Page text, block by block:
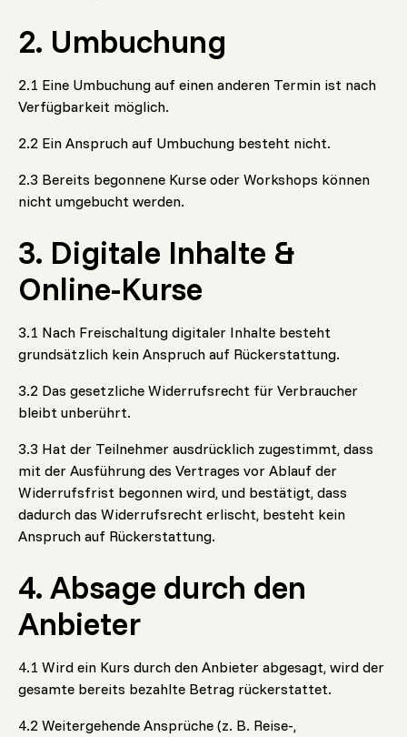
2. Umbuchung
2.1 Eine Umbuchung auf einen anderen Termin ist nach
Verfügbarkeit möglich.
2.2 Ein Anspruch auf Umbuchung besteht nicht.
2.3 Bereits begonnene Kurse oder Workshops können
nicht umgebucht werden.
3. Digitale Inhalte &
Online-Kurse
3.1 Nach Freischaltung digitaler Inhalte besteht
grundsätzlich kein Anspruch auf Rückerstattung.
3.2 Das gesetzliche Widerrufsrecht für Verbraucher
bleibt unberührt.
3.3 Hat der Teilnehmer ausdrücklich zugestimmt, dass
mit der Ausführung des Vertrages vor Ablauf der
Widerrufsfrist begonnen wird, und bestätigt, dass
dadurch das Widerrufsrecht erlischt, besteht kein
Anspruch auf Rückerstattung.
4. Absage durch den
Anbieter
4.1 Wird ein Kurs durch den Anbieter abgesagt, wird der
gesamte bereits bezahlte Betrag rückerstattet.
4.2 Weitergehende Ansprüche (z. B. Reise-,